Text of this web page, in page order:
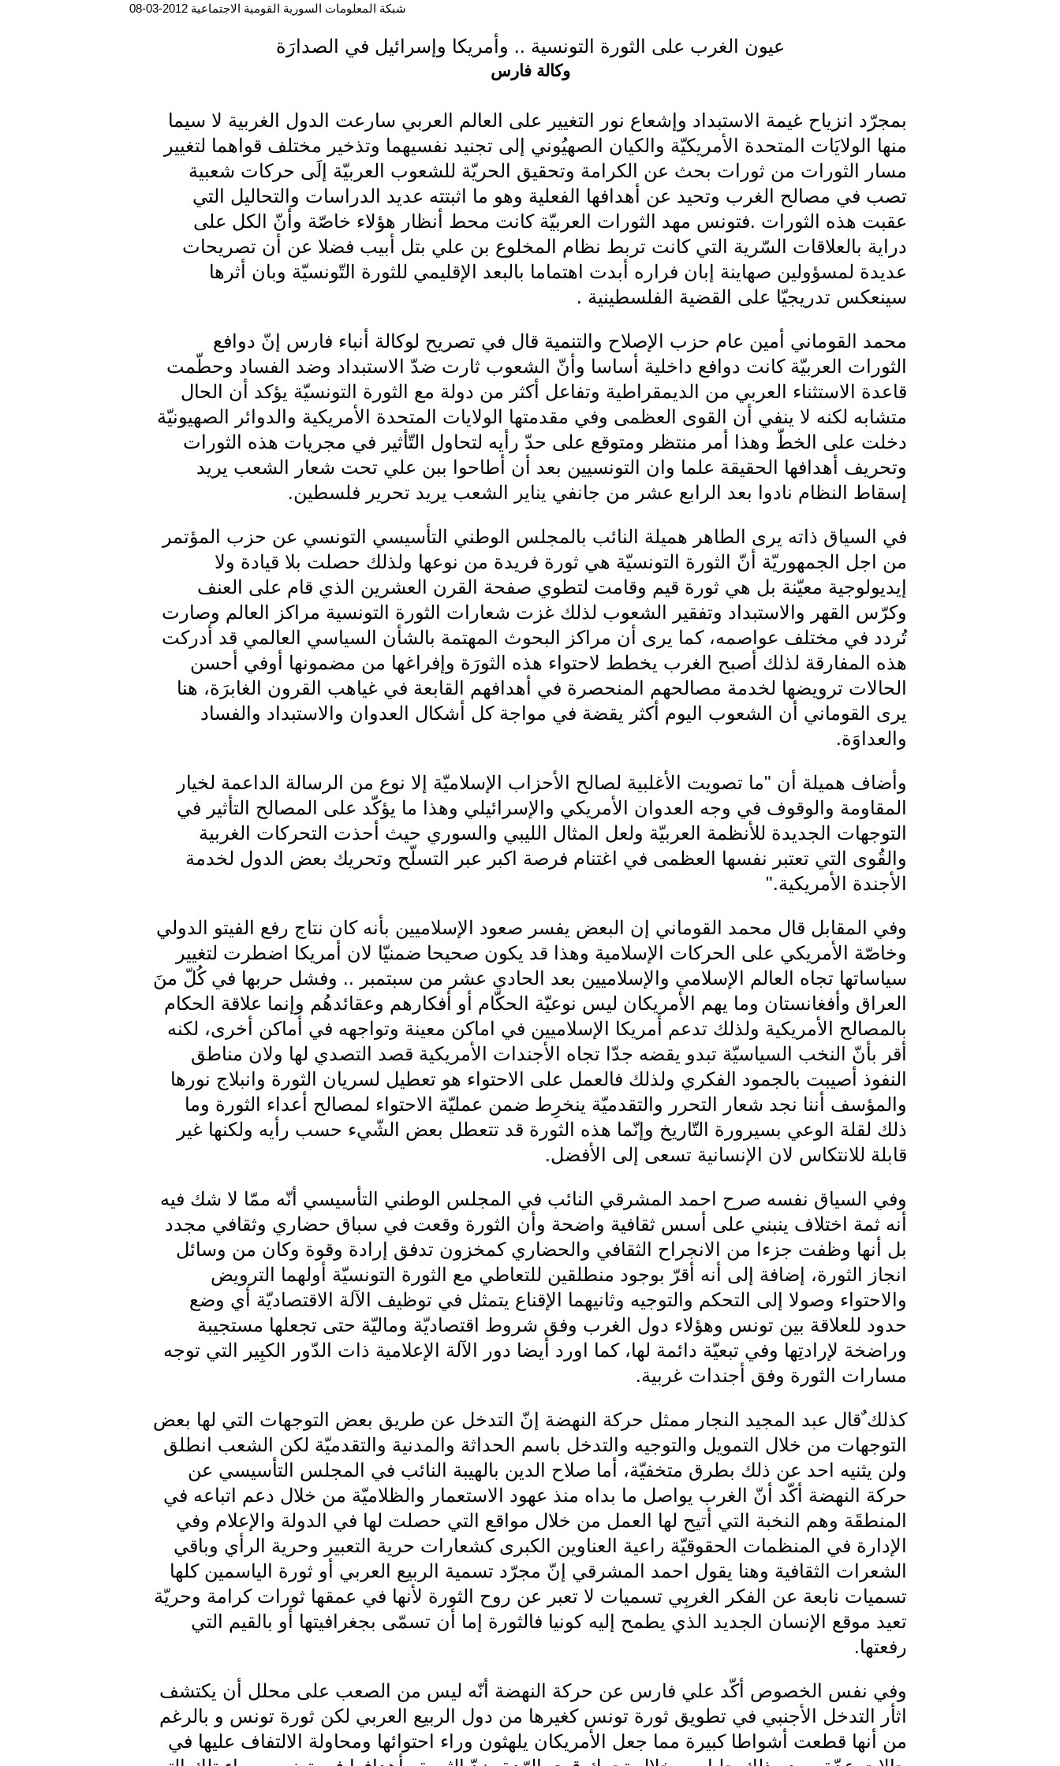
شبكة المعلومات السورية القومية الاجتماعية 2012-03-08
عيون الغرب على الثورة التونسية .. وأمريكا وإسرائيل في الصدارَة
وكالة فارس
بمجرّد انزياح غيمة الاستبداد وإشعاع نور التغيير على العالم العربي سارعت الدول الغربية لا سيما
منها الولايَات المتحدة الأمريكيّة والكيان الصهيُوني إلى تجنيد نفسيهما وتذخير مختلف قواهما لتغيير
مسار الثورات من ثورات بحث عن الكرامة وتحقيق الحريّة للشعوب العربيّة إلَى حركات شعبية
تصب في مصالح الغرب وتحيد عن أهدافها الفعلية وهو ما اثبتته عديد الدراسات والتحاليل التي
عقبت هذه الثورات .فتونس مهد الثورات العربيّة كانت محط أنظار هؤلاء خاصّة وأنّ الكل على
دراية بالعلاقات السّرية التي كانت تربط نظام المخلوع بن علي بتل أبيب فضلا عن أن تصريحات
عديدة لمسؤولين صهاينة إبان فراره أبدت اهتماما بالبعد الإقليمي للثورة التّونسيّة وبان أثرها
سينعكس تدريجيّا على القضية الفلسطينية .
محمد القوماني أمين عام حزب الإصلاح والتنمية قال في تصريح لوكالة أنباء فارس إنّ دوافع
الثورات العربيّة كانت دوافع داخلية أساسا وأنّ الشعوب ثارت ضدّ الاستبداد وضد الفساد وحطّمت
قاعدة الاستثناء العربي من الديمقراطية وتفاعل أكثر من دولة مع الثورة التونسيّة يؤكد أن الحال
متشابه لكنه لا ينفي أن القوى العظمى وفي مقدمتها الولايات المتحدة الأمريكية والدوائر الصهيونيّة
دخلت على الخطّ وهذا أمر منتظر ومتوقع على حدّ رأيه لتحاول التّأثير في مجريات هذه الثورات
وتحريف أهدافها الحقيقة علما وان التونسيين بعد أن أطاحوا ببن علي تحت شعار الشعب يريد
إسقاط النظام نادوا بعد الرابع عشر من جانفي يناير الشعب يريد تحرير فلسطين.
في السياق ذاته يرى الطاهر هميلة النائب بالمجلس الوطني التأسيسي التونسي عن حزب المؤتمر
من اجل الجمهوريّة أنّ الثورة التونسيّة هي ثورة فريدة من نوعها ولذلك حصلت بلا قيادة ولا
إيديولوجية معيّنة بل هي ثورة قيم وقامت لتطوي صفحة القرن العشرين الذي قام على العنف
وكرّس القهر والاستبداد وتفقير الشعوب لذلك غزت شعارات الثورة التونسية مراكز العالم وصارت
تُردد في مختلف عواصمه، كما يرى أن مراكز البحوث المهتمة بالشأن السياسي العالمي قد أدركت
هذه المفارقة لذلك أصبح الغرب يخطط لاحتواء هذه الثورَة وإفراغها من مضمونها أوفي أحسن
الحالات ترويضها لخدمة مصالحهم المنحصرة في أهدافهم القابعة في غياهب القرون الغابرَة، هنا
يرى القوماني أن الشعوب اليوم أكثر يقضة في مواجة كل أشكال العدوان والاستبداد والفساد
والعداوَة.
وأضاف هميلة أن "ما تصويت الأغلبية لصالح الأحزاب الإسلاميّة إلا نوع من الرسالة الداعمة لخيار
المقاومة والوقوف في وجه العدوان الأمريكي والإسرائيلي وهذا ما يؤكّد على المصالح التأثير في
التوجهات الجديدة للأنظمة العربيّة ولعل المثال الليبي والسوري حيث أحذت التحركات الغربية
والقُوى التي تعتبر نفسها العظمى في اغتنام فرصة اكبر عبر التسلّح وتحريك بعض الدول لخدمة
الأجندة الأمريكية."
وفي المقابل قال محمد القوماني إن البعض يفسر صعود الإسلاميين بأنه كان نتاج رفع الفيتو الدولي
وخاصّة الأمريكي على الحركات الإسلامية وهذا قد يكون صحيحا ضمنيّا لان أمريكا اضطرت لتغيير
سياساتها تجاه العالم الإسلامي والإسلاميين بعد الحادي عشر من سبتمبر .. وفشل حربها في كُلّ منَ
العراق وأفغانستان وما يهم الأمريكان ليس نوعيّة الحكّام أو أفكارهم وعقائدهُم وإنما علاقة الحكام
بالمصالح الأمريكية ولذلك تدعم أمريكا الإسلاميين في اماكن معينة وتواجهه في أماكن أخرى، لكنه
أقر بأنّ النخب السياسيّة تبدو يقضه جدّا تجاه الأجندات الأمريكية قصد التصدي لها ولان مناطق
النفوذ أصيبت بالجمود الفكري ولذلك فالعمل على الاحتواء هو تعطيل لسريان الثورة وانبلاج نورها
والمؤسف أننا نجد شعار التحرر والتقدميّة ينخرِط ضمن عمليّة الاحتواء لمصالح أعداء الثورة وما
ذلك لقلة الوعي بسيرورة التّاريخ وإنّما هذه الثورة قد تتعطل بعض الشّيء حسب رأيه ولكنها غير
قابلة للانتكاس لان الإنسانية تسعى إلى الأفضل.
وفي السياق نفسه صرح احمد المشرقي النائب في المجلس الوطني التأسيسي أنّه ممّا لا شك فيه
أنه ثمة اختلاف ينبني على أسس ثقافية واضحة وأن الثورة وقعت في سباق حضاري وثقافي مجدد
بل أنها وظفت جزءا من الانجراح الثقافي والحضاري كمخزون تدفق إرادة وقوة وكان من وسائل
انجاز الثورة، إضافة إلى أنه أقرّ بوجود منطلقين للتعاطي مع الثورة التونسيّة أولهما الترويض
والاحتواء وصولا إلى التحكم والتوجيه وثانيهما الإقناع يتمثل في توظيف الآلة الاقتصاديّة أي وضع
حدود للعلاقة بين تونس وهؤلاء دول الغرب وفق شروط اقتصاديّة وماليّة حتى تجعلها مستجيبة
وراضخة لإرادتِها وفي تبعيّة دائمة لها، كما اورد أيضا دور الآلة الإعلامية ذات الدّور الكبِير التي توجه
مسارات الثورة وفق أجندات غربية.
كذلك ٌقال عبد المجيد النجار ممثل حركة النهضة إنّ التدخل عن طريق بعض التوجهات التي لها بعض
التوجهات من خلال التمويل والتوجيه والتدخل باسم الحداثة والمدنية والتقدميّة لكن الشعب انطلق
ولن يثنيه احد عن ذلك بطرق متخفيّة، أما صلاح الدين بالهيبة النائب في المجلس التأسيسي عن
حركة النهضة أكّد أنّ الغرب يواصل ما بداه منذ عهود الاستعمار والظلاميّة من خلال دعم اتباعه في
المنطقَة وهم النخبة التي أتيح لها العمل من خلال مواقع التي حصلت لها في الدولة والإعلام وفي
الإدارة في المنظمات الحقوقيّة راعية العناوين الكبرى كشعارات حرية التعبير وحرية الرأي وباقي
الشعرات الثقافية وهنا يقول احمد المشرقي إنّ مجرّد تسمية الربيع العربي أو ثورة الياسمين كلها
تسميات نابعة عن الفكر الغربِي تسميات لا تعبر عن روح الثورة لأنها في عمقها ثورات كرامة وحريّة
تعيد موقع الإنسان الجديد الذي يطمح إليه كونيا فالثورة إما أن تسمّى بجغرافيتها أو بالقيم التي
رفعتها.
وفي نفس الخصوص أكّد علي فارس عن حركة النهضة أنّه ليس من الصعب على محلل أن يكتشف
اثأر التدخل الأجنبي في تطويق ثورة تونس كغيرها من دول الربيع العربي لكن ثورة تونس و بالرغم
من أنها قطعت أشواطا كبيرة مما جعل الأمريكان يلهثون وراء احتوائها ومحاولة الالتفاف عليها في